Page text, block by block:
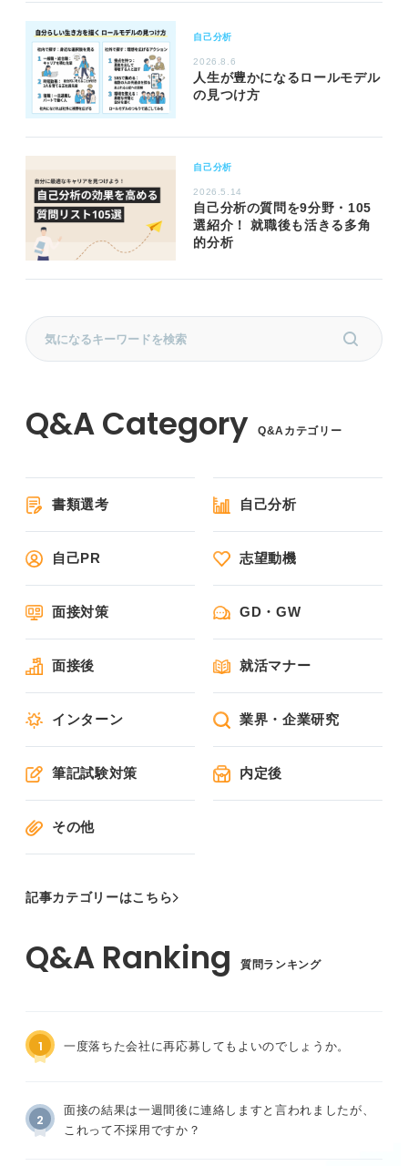
自己分析
2026.8.6
人生が豊かになるロールモデル
の見つけ方
自己分析
2026.5.14
自己分析の質問を9分野・105
選紹介！ 就職後も活きる多角
的分析
Q&Aカテゴリー
書類選考 自己分析
自己PR 志望動機
面接対策 GD・GW
面接後 就活マナー
インターン 業界・企業研究
筆記試験対策 内定後
その他
記事カテゴリーはこちら
質問ランキング
1 一度落ちた会社に再応募してもよいのでしょうか。
2
面接の結果は一週間後に連絡しますと言われましたが、
これって不採用ですか？